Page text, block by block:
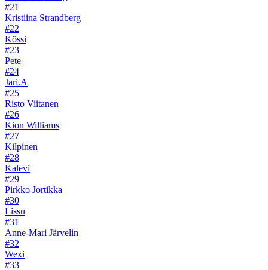
#21
Kristiina Strandberg
#22
Kössi
#23
Pete
#24
Jari.A
#25
Risto Viitanen
#26
Kion Williams
#27
Kilpinen
#28
Kalevi
#29
Pirkko Jortikka
#30
Lissu
#31
Anne-Mari Järvelin
#32
Wexi
#33